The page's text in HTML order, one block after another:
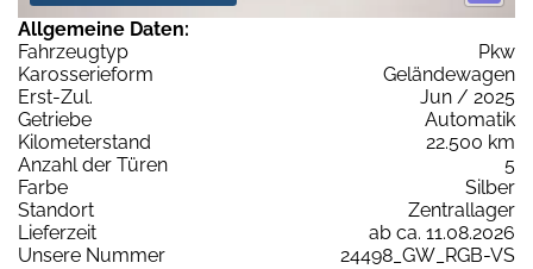
Allgemeine Daten:
Fahrzeugtyp
Pkw
Karosserieform
Geländewagen
Erst-Zul.
Jun / 2025
Getriebe
Automatik
Kilometerstand
22.500 km
Anzahl der Türen
5
Farbe
Silber
Standort
Zentrallager
Lieferzeit
ab ca. 11.08.2026
Unsere Nummer
24498_GW_RGB-VS